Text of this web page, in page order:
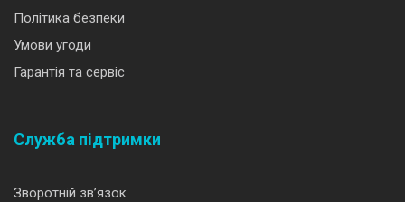
Політика безпеки
Умови угоди
Гарантія та сервіс
Служба підтримки
Зворотній зв’язок